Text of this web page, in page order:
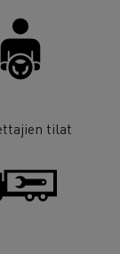
tilat